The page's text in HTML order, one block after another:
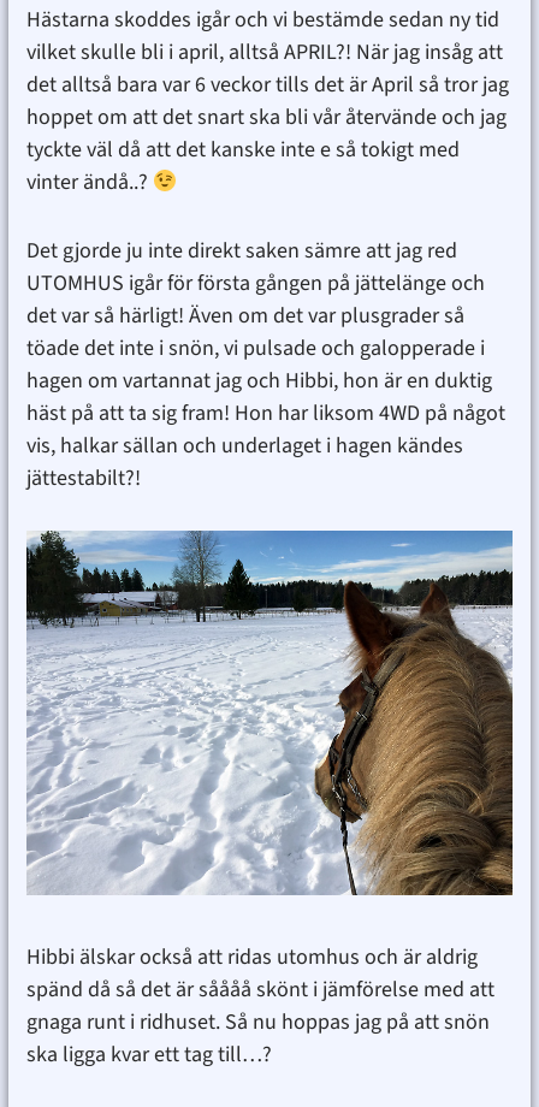
Hästarna skoddes igår och vi bestämde sedan ny tid
vilket skulle bli i april, alltså APRIL?! När jag insåg att
det alltså bara var 6 veckor tills det är April så tror jag
hoppet om att det snart ska bli vår återvände och jag
tyckte väl då att det kanske inte e så tokigt med
vinter ändå..?
Det gjorde ju inte direkt saken sämre att jag red
UTOMHUS igår för första gången på jättelänge och
det var så härligt! Även om det var plusgrader så
töade det inte i snön, vi pulsade och galopperade i
hagen om vartannat jag och Hibbi, hon är en duktig
häst på att ta sig fram! Hon har liksom 4WD på något
vis, halkar sällan och underlaget i hagen kändes
jättestabilt?!
Hibbi älskar också att ridas utomhus och är aldrig
spänd då så det är såååå skönt i jämförelse med att
gnaga runt i ridhuset. Så nu hoppas jag på att snön
ska ligga kvar ett tag till…?